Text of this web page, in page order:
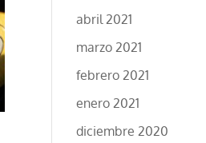
abril 2021
marzo 2021
febrero 2021
enero 2021
diciembre 2020